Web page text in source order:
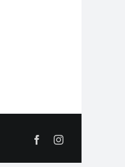
FacebookInstagram